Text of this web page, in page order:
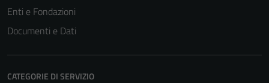
Enti e Fondazioni
Documenti e Dati
CATEGORIE DI SERVIZIO